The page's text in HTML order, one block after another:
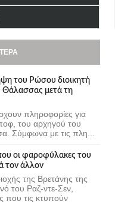
του Ρώσου διοικητή
Θάλασσας μετά τη
πληροφορίες για
του αρχηγού του
Σύμφωνα με τις πλη...
οι φαροφύλακες του
τον άλλον
της Βρετάνης της
του Ραζ-ντε-Σεν,
που τις κτυπούν